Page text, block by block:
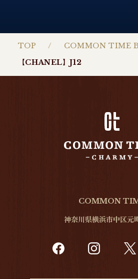
TOP
COMMON TIME
【CHANEL】J12
COMMON
神奈川県横浜市中区元